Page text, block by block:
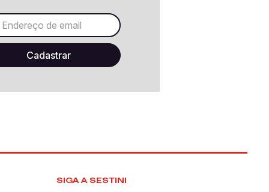
SIGA A SESTINI